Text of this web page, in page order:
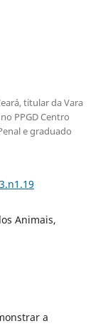
titular da Vara
PPGD Centro
e graduado
Animais,
a